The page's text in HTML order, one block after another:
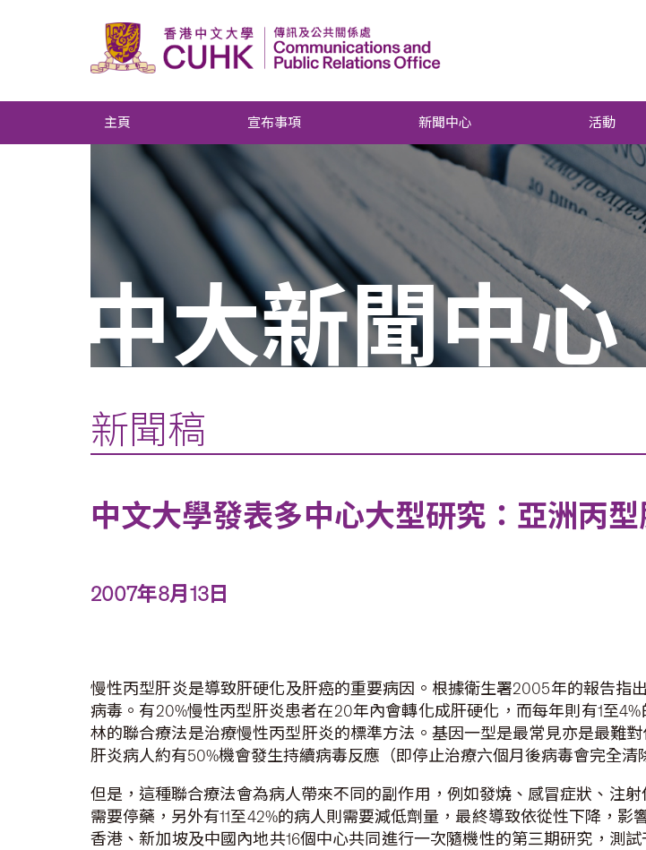
主頁 宣布事項 新聞中心 活動
中大新聞中心
新聞稿
中文大學發表多中心大型研究：亞洲丙
2007年8月13日
慢性丙型肝炎是導致肝硬化及肝癌的重要病因。根據衛生署2005年的報告指
病毒。有20%慢性丙型肝炎患者在20年內會轉化成肝硬化，而每年則有1至
林的聯合療法是治療慢性丙型肝炎的標準方法。基因一型是最常見亦是最難
肝炎病人約有50%機會發生持續病毒反應（即停止治療六個月後病毒會完全清
但是，這種聯合療法會為病人帶來不同的副作用，例如發燒、感冒症狀、注
需要停藥，另外有11至42%的病人則需要減低劑量，最終導致依從性下降，
香港、新加坡及中國內地共16個中心共同進行一次隨機性的第三期研究，測